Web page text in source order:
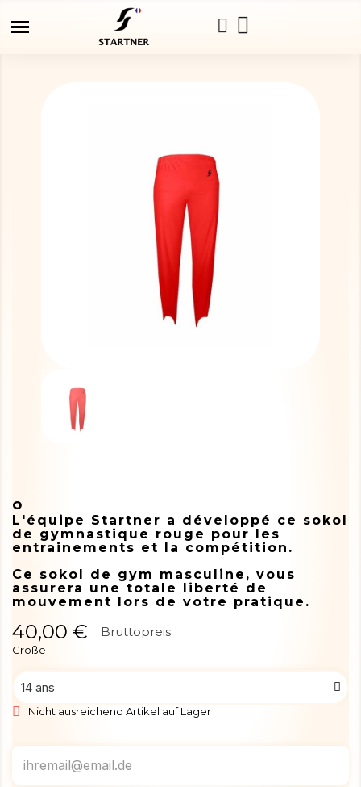
o
L'équipe Startner a développé ce sokol
de gymnastique rouge pour les
entrainements et la compétition.
Ce sokol de gym masculine, vous
assurera une totale liberté de
mouvement lors de votre pratique.
40,00 € Bruttopreis
Größe
Nicht ausreichend Artikel auf Lager